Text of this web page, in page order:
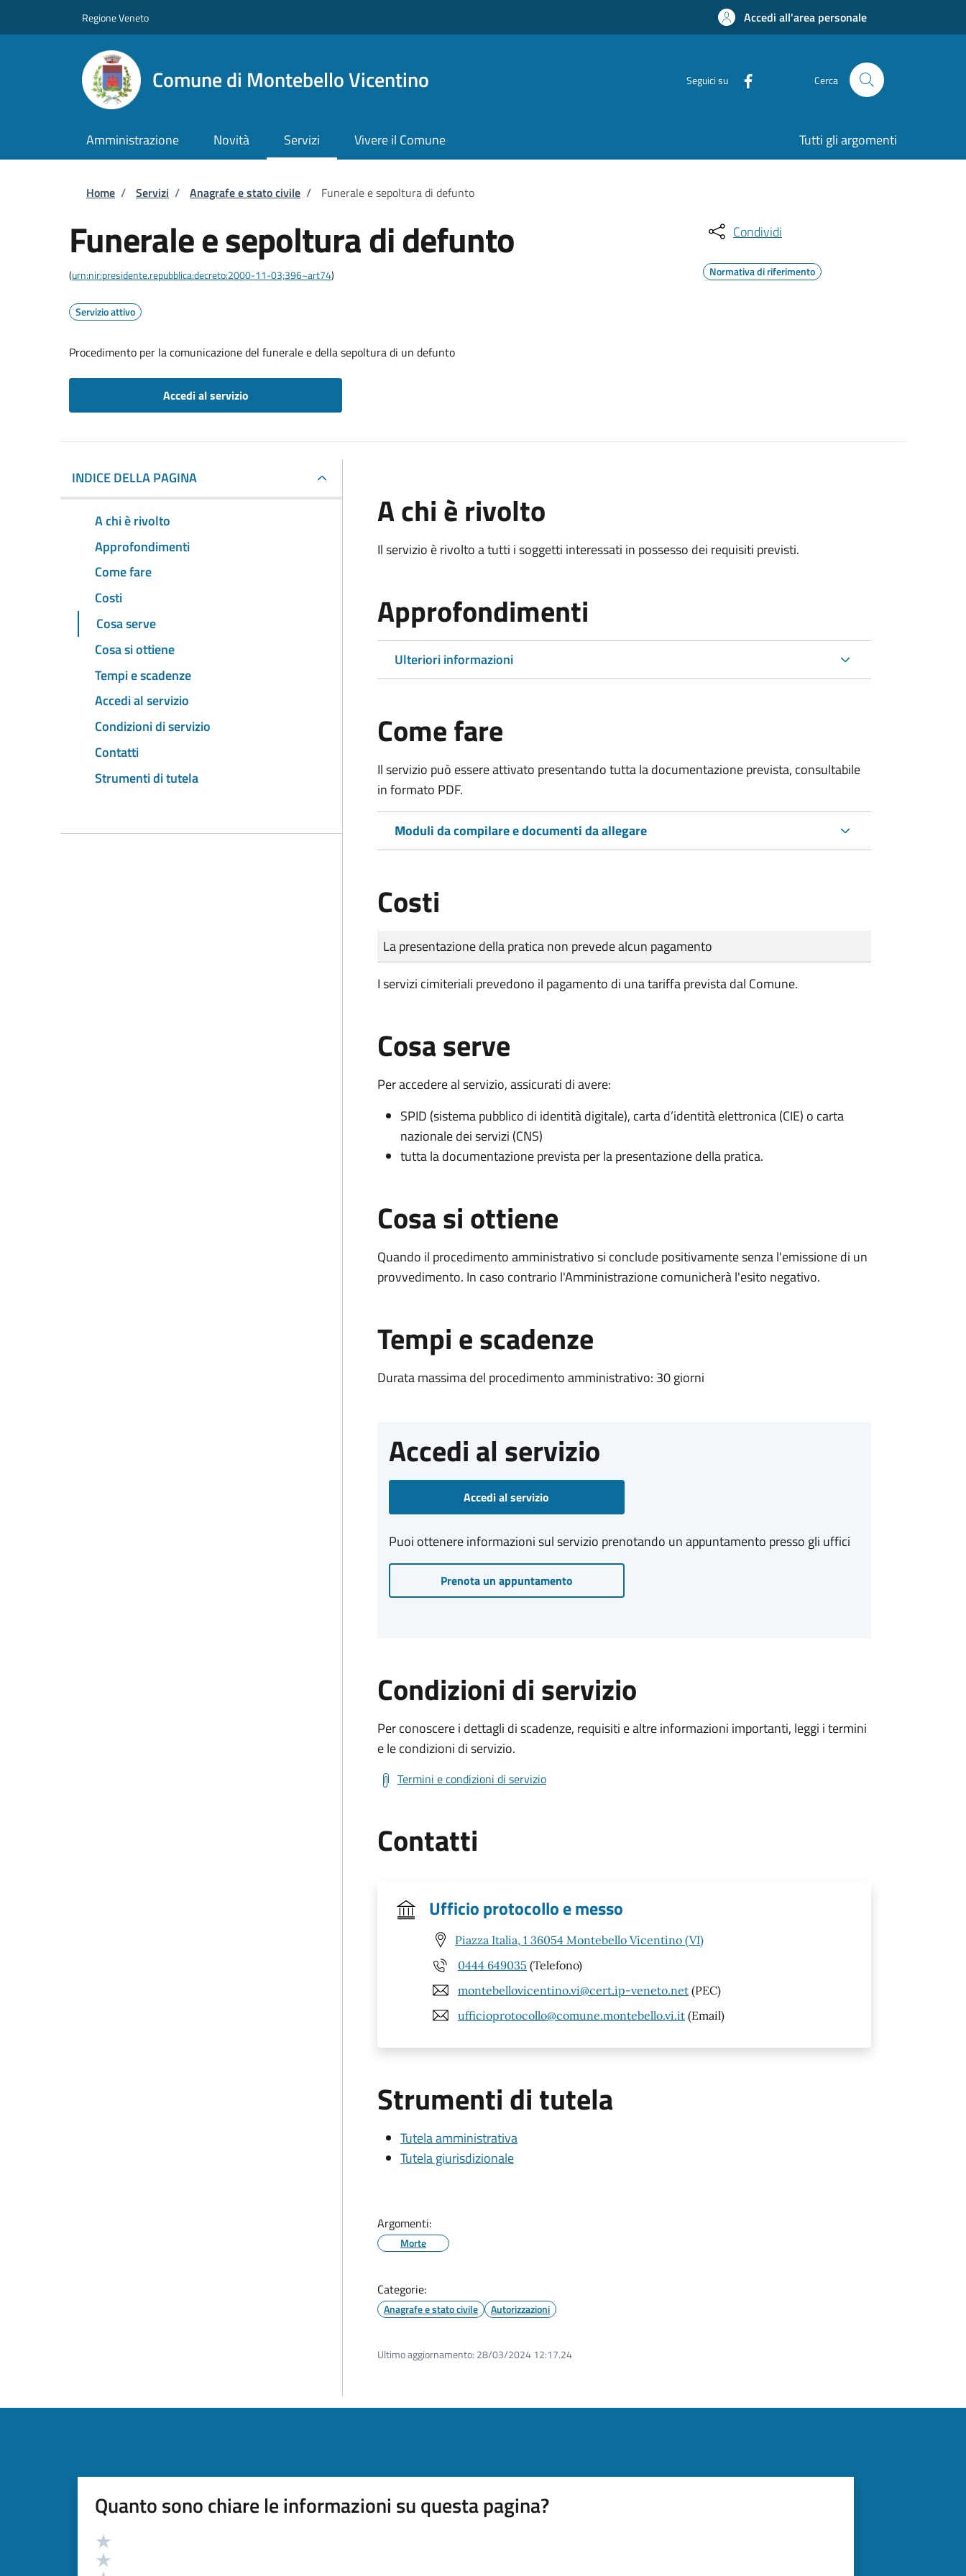
Regione Veneto Accedi all'area personale
Comune di Montebello Vicentino Seguici su Cerca
Amministrazione Novità Servizi Vivere il Comune Tutti gli argomenti
Briciole di pane
Home / Servizi / Anagrafe e stato civile / Funerale e sepoltura di defunto
Funerale e sepoltura di defunto
(urn:nir:presidente.repubblica:decreto:2000-11-03;396~art74)
Servizio attivo
Procedimento per la comunicazione del funerale e della sepoltura di un defunto
Accedi al servizio
Condividi
Normativa di riferimento
INDICE DELLA PAGINA
A chi è rivolto
Approfondimenti
Come fare
Costi
Cosa serve
Cosa si ottiene
Tempi e scadenze
Accedi al servizio
Condizioni di servizio
Contatti
Strumenti di tutela
A chi è rivolto
Il servizio è rivolto a tutti i soggetti interessati in possesso dei requisiti previsti.
Approfondimenti
Ulteriori informazioni
Come fare
Il servizio può essere attivato presentando tutta la documentazione prevista, consultabile
in formato PDF.
Moduli da compilare e documenti da allegare
Costi
Tipo di pagamento
Importo
La presentazione della pratica non prevede alcun pagamento
I servizi cimiteriali prevedono il pagamento di una tariffa prevista dal Comune.
Cosa serve
Per accedere al servizio, assicurati di avere:
SPID (sistema pubblico di identità digitale), carta d’identità elettronica (CIE) o carta
nazionale dei servizi (CNS)
tutta la documentazione prevista per la presentazione della pratica.
Cosa si ottiene
Quando il procedimento amministrativo si conclude positivamente senza l'emissione di un
provvedimento. In caso contrario l'Amministrazione comunicherà l'esito negativo.
Tempi e scadenze
Durata massima del procedimento amministrativo: 30 giorni
Accedi al servizio
Accedi al servizio
Puoi ottenere informazioni sul servizio prenotando un appuntamento presso gli uffici
Prenota un appuntamento
Condizioni di servizio
Per conoscere i dettagli di scadenze, requisiti e altre informazioni importanti, leggi i termini
e le condizioni di servizio.
Termini e condizioni di servizio
Contatti
Ufficio protocollo e messo
Piazza Italia, 1 36054 Montebello Vicentino (VI)
0444 649035 (Telefono)
montebellovicentino.vi@cert.ip-veneto.net (PEC)
ufficioprotocollo@comune.montebello.vi.it (Email)
Strumenti di tutela
Tutela amministrativa
Tutela giurisdizionale
Argomenti:
Morte
Categorie:
Anagrafe e stato civile Autorizzazioni
Ultimo aggiornamento: 28/03/2024 12:17.24
Quanto sono chiare le informazioni su questa pagina?
Valutazione